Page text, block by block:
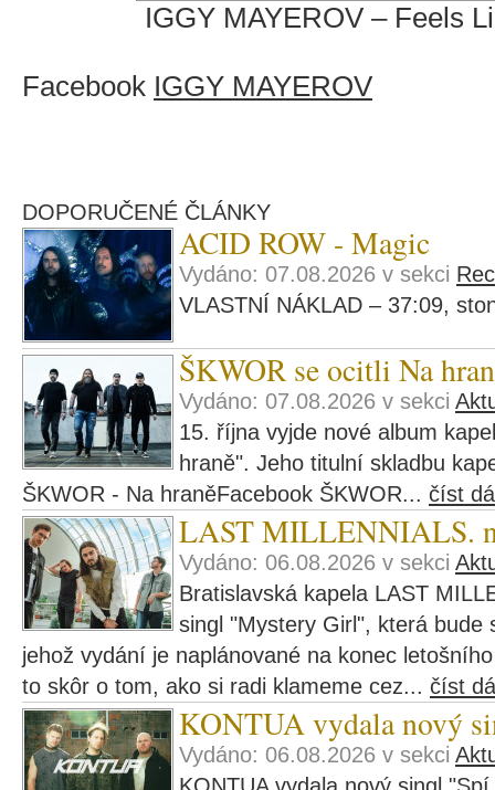
IGGY MAYEROV – Feels
Facebook IGGY MAYEROV
DOPORUČENÉ ČLÁNKY
ACID ROW - Magic
Vydáno: 07.08.2026 v sekci
VLASTNÍ NÁKLAD – 37:09,
ŠKWOR se ocitli Na
Vydáno: 07.08.2026 v sekci
15. října vyjde nové album
hraně". Jeho titulní skladbu
ŠKWOR - Na hraněFacebook ŠKWOR... číst
LAST MILLENNIALS.
Vydáno: 06.08.2026 v sekci
Bratislavská kapela LAST
singl "Mystery Girl", která bude
jehož vydání je naplánované na konec
to skôr o tom, ako si radi klameme cez... číst
KONTUA vydala nový
Vydáno: 06.08.2026 v sekci
KONTUA vydala nový singl